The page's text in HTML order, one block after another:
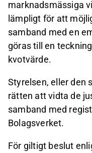
marknadsmässiga
lämpligt för att
samband med en
göras till en
kvotvärde.
Styrelsen, eller den
rätten att vidta de
samband med
Bolagsverket.
För giltigt beslut